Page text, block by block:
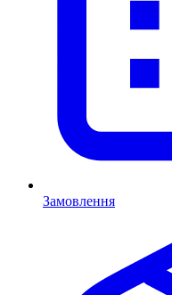
Замовлення